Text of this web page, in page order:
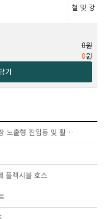
철 및 강 —
0원
0원
기
KS W 5031 인증표준콜렉션 - 비행장 노출형 진입등 및 활주로 말단등/말단연장등/종단등
플렉시블 호스